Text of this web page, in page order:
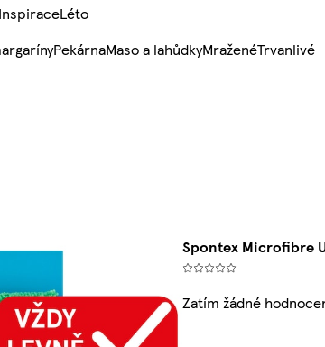
InspiraceLéto
PekárnaMaso a lahůdkyMraženéTrvanlivé
Spontex Microfibre
Zatím žádné